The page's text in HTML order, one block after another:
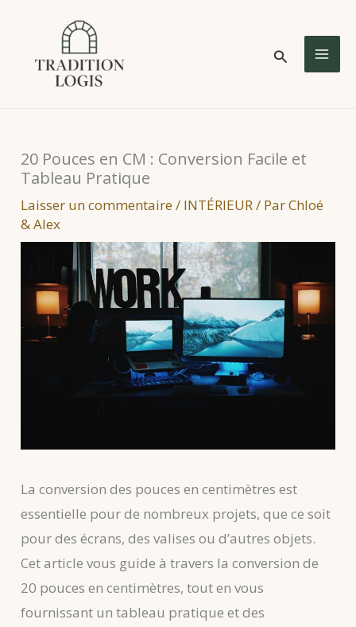
contenu
Rechercher
20 Pouces en CM : Conversion Facile et
Tableau Pratique
Laisser un commentaire / INTÉRIEUR / ParChloé
& Alex
La conversion des pouces en centimètres est
essentielle pour de nombreux projets, que ce soit
pour des écrans, des valises ou d’autres objets.
Cet article vous guide à travers la conversion de
20 pouces en centimètres, tout en vous
fournissant un tableau pratique et des